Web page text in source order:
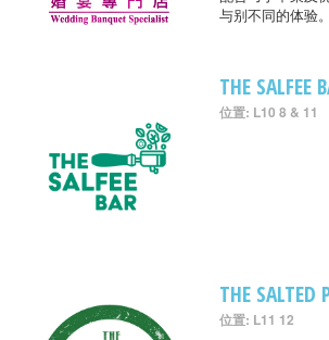
与别不同的体验。
THE SALFEE
位置: L10 8 & 11
THE SALTED
位置: L11 12